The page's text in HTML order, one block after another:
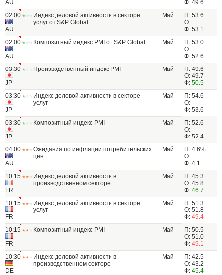
AU
Ф: 49.6
02:00
AU
Индекс деловой активности в секторе
услуг от S&P Global
Май
П: 53.6
О:
Ф: 53.1
02:00
AU
Композитный индекс PMI от S&P Global Май
П: 53.0
О:
Ф: 52.6
03:30
JP
Производственный индекс PMI Май
П: 49.6
О: 49.7
Ф: 50.5
03:30
JP
Индекс деловой активности в секторе
услуг
Май
П: 54.6
О:
Ф: 53.6
03:30
JP
Композитный индекс PMI Май
П: 52.6
О:
Ф: 52.4
04:00
AU
Ожидания по инфляции потребительских
цен
Май
П: 4.6%
О:
Ф: 4.1
10:15
FR
Индекс деловой активности в
производственном секторе
Май
П: 45.3
О: 45.8
Ф: 46.7
10:15
FR
Индекс деловой активности в секторе
услуг
Май
П: 51.3
О: 51.8
Ф: 49.4
10:15
FR
Композитный индекс PMI Май
П: 50.5
О: 51.0
Ф: 49.1
10:30
DE
Индекс деловой активности в
производственном секторе
Май
П: 42.5
О: 43.2
Ф: 45.4